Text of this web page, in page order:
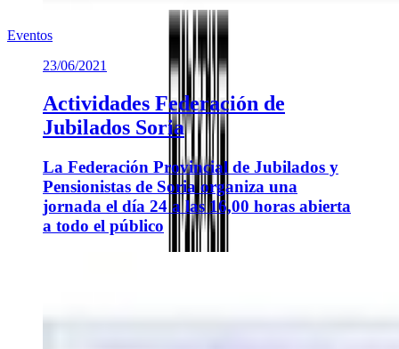
Eventos
23/06/2021
Actividades Federación de
Jubilados Soria
La Federación Provincial de Jubilados y
Pensionistas de Soria organiza una
jornada el día 24 a las 16,00 horas abierta
a todo el público